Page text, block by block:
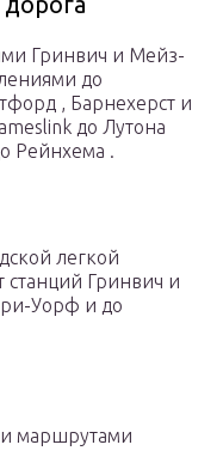
Гринвич и Мейз-
до
, Барнехерст и
до Лутона
Рейнхема .
легкой
станций Гринвич и
Уорф и до
маршрутами